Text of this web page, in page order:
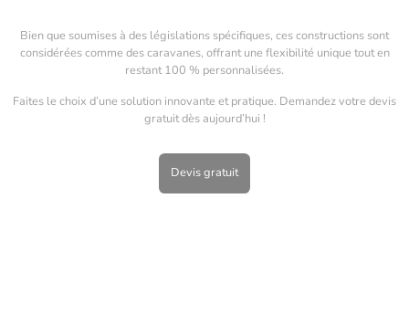
Bien que soumises à des législations spécifiques, ces constructions sont
considérées comme des caravanes, offrant une flexibilité unique tout en
restant 100 % personnalisées.
Faites le choix d’une solution innovante et pratique. Demandez votre devis
gratuit dès aujourd’hui !
Devis gratuit